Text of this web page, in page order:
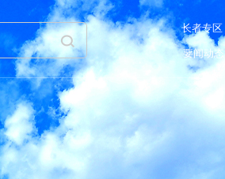
长者专区
要闻动态